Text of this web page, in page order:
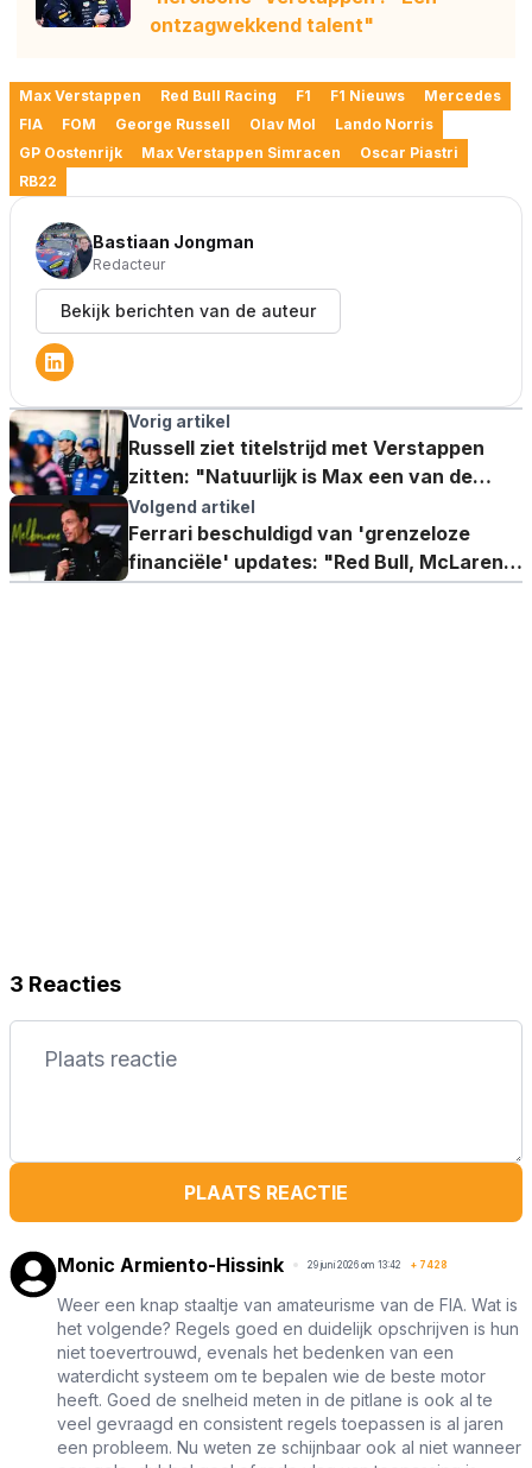
ontzagwekkend talent"
Max Verstappen Red Bull Racing F1 F1 Nieuws
Mercedes
FIA
FOM George Russell Olav Mol
Lando Norris
GP Oostenrijk
Max Verstappen Simracen
Oscar Piastri
RB22
Bastiaan Jongman
Redacteur
Bekijk berichten van de auteur
Vorig artikel
Russell ziet titelstrijd met Verstappen
zitten: "Natuurlijk is Max een van de
besten"
Volgend artikel
Ferrari beschuldigd van 'grenzeloze
financiële' updates: "Red Bull, McLaren
en Mercedes niet"
3 Reacties
PLAATS REACTIE
Monic Armiento-Hissink 29 juni 2026 om 13:42 + 7428
Weer een knap staaltje van amateurisme van de FIA. Wat is
het volgende? Regels goed en duidelijk opschrijven is hun
niet toevertrouwd, evenals het bedenken van een
waterdicht systeem om te bepalen wie de beste motor
heeft. Goed de snelheid meten in de pitlane is ook al te
veel gevraagd en consistent regels toepassen is al jaren
een probleem. Nu weten ze schijnbaar ook al niet wanneer